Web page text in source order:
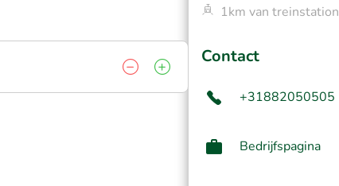
1km van treinstation
Contact
+31882050505
Bedrijfspagina